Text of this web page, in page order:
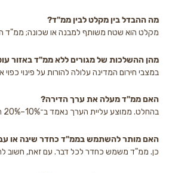
בין מקלט לבין ממ"ד?
משותף למבנה או שכונה; ממ"ד הוא פרטי ונועד
של מגורים ללא ממ"ד באזור עוטף עזה?
המדינה עלולה להורות על פינוי כפוי או שלילה של
מעלה את ערך הדירה?
הערך נאמד ב־10%–20% תלוי איזור.
להשתמש בממ"ד כחדר שינה או עבודה?
כחדר לכל דבר. עם זאת, חשוב להשאיר את